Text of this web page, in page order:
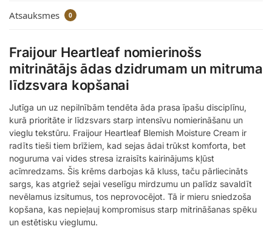
Atsauksmes 0
Fraijour Heartleaf nomierinošs
mitrinātājs ādas dzidrumam un mitruma
līdzsvara kopšanai
Jutīga un uz nepilnībām tendēta āda prasa īpašu disciplīnu,
kurā prioritāte ir līdzsvars starp intensīvu nomierināšanu un
vieglu tekstūru. Fraijour Heartleaf Blemish Moisture Cream ir
radīts tieši tiem brīžiem, kad sejas ādai trūkst komforta, bet
noguruma vai vides stresa izraisīts kairinājums kļūst
acīmredzams. Šis krēms darbojas kā kluss, taču pārliecināts
sargs, kas atgriež sejai veselīgu mirdzumu un palīdz savaldīt
nevēlamus izsitumus, tos neprovocējot. Tā ir mieru sniedzoša
kopšana, kas nepieļauj kompromisus starp mitrināšanas spēku
un estētisku vieglumu.